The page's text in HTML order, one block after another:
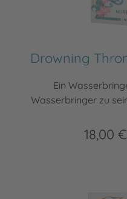
Drowning
Ein
Wasserbringer zu
18,00 €